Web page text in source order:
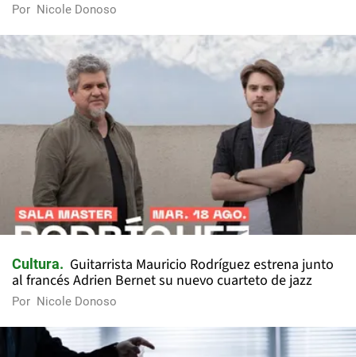
Por Nicole Donoso
Cultura
Guitarrista Mauricio Rodríguez estrena junto
al francés Adrien Bernet su nuevo cuarteto de jazz
Por Nicole Donoso